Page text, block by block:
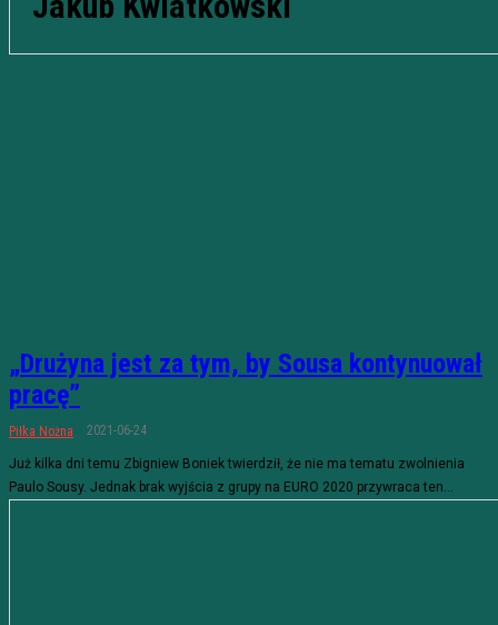
„Drużyna jest za tym, by Sousa kontynuował
pracę”
Piłka Nożna 2021-06-24
Już kilka dni temu Zbigniew Boniek twierdził, że nie ma tematu zwolnienia
Paulo Sousy. Jednak brak wyjścia z grupy na EURO 2020 przywraca ten...